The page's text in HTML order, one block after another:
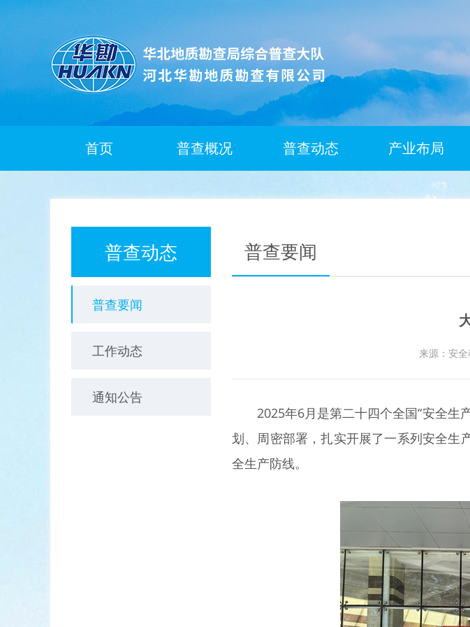
首页 普查概况 普查动态 产业布局
普查动态
普查要闻
工作动态
通知公告
普查要闻
来源：安
2025年6月是第二十四个全国“安全生
划、周密部署，扎实开展了一系列安全生
全生产防线。